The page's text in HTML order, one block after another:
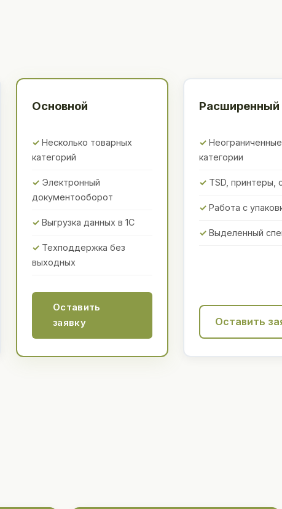
Основной
Несколько товарных
категорий
Электронный
документооборот
Выгрузка данных в 1С
Техподдержка без
выходных
Оставить
заявку
Расширенный
Неограниченные
категории
TSD, принтеры,
Работа с
Выделенный
Оставить